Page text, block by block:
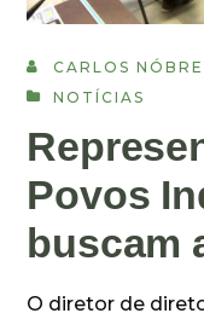
CARLOS
NOTÍCIAS
Povos
buscam
O diretor de